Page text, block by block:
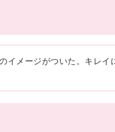
イメージがついた。キレイ